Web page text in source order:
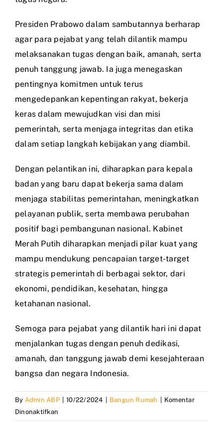
Presiden Prabowo dalam sambutannya berharap
agar para pejabat yang telah dilantik mampu
melaksanakan tugas dengan baik, amanah, serta
penuh tanggung jawab. Ia juga menegaskan
pentingnya komitmen untuk terus
mengedepankan kepentingan rakyat, bekerja
keras dalam mewujudkan visi dan misi
pemerintah, serta menjaga integritas dan etika
dalam setiap langkah kebijakan yang diambil.
Dengan pelantikan ini, diharapkan para kepala
badan yang baru dapat bekerja sama dalam
menjaga stabilitas pemerintahan, meningkatkan
pelayanan publik, serta membawa perubahan
positif bagi pembangunan nasional. Kabinet
Merah Putih diharapkan menjadi pilar kuat yang
mampu mendukung pencapaian target-target
strategis pemerintah di berbagai sektor, dari
ekonomi, pendidikan, kesehatan, hingga
ketahanan nasional.
Semoga para pejabat yang dilantik hari ini dapat
menjalankan tugas dengan penuh dedikasi,
amanah, dan tanggung jawab demi kesejahteraan
bangsa dan negara Indonesia.
By Admin ABP 10/22/2024 Bangun Rumah
Komentar
Dinonaktifkan
Pelantikan